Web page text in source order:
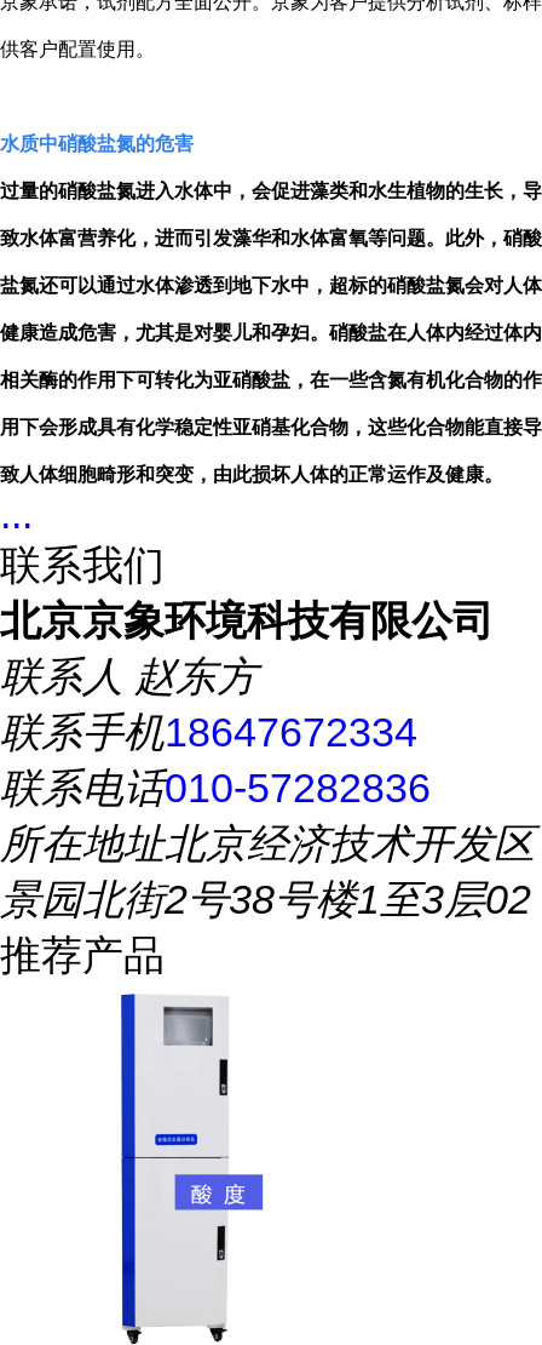
供客户配置使用。
水质中硝酸盐氮的危害
过量的硝酸盐氮进入水体中，会促进藻类和水生植物的生长，导
致水体富营养化，进而引发藻华和水体富氧等问题。此外，硝酸
盐氮还可以通过水体渗透到地下水中，超标的硝酸盐氮会对人体
健康造成危害，尤其是对婴儿和孕妇。硝酸盐在人体内经过体内
相关酶的作用下可转化为亚硝酸盐，在一些含氮有机化合物的作
用下会形成具有化学稳定性亚硝基化合物，这些化合物能直接导
致人体细胞畸形和突变，由此损坏人体的正常运作及健康。
...
联系我们
北京京象环境科技有限公司
联系人 赵东方
联系手机18647672334
联系电话010-57282836
所在地址北京经济技术开发区
景园北街2号38号楼1至3层02
推荐产品